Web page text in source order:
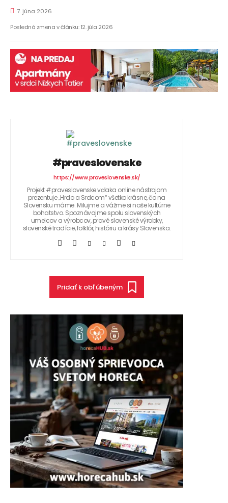
7. júna 2026
Posledná zmena v článku: 12. júla 2026
#praveslovenske
https://www.praveslovenske.sk/
Projekt #praveslovenske vďaka online nástrojom
prezentuje „Hrdo a Srdcom“ všetko krásne, čo na
Slovensku máme. Milujme a vážme si naše kultúrne
bohatstvo. Spoznávajme spolu slovenských
umelcov a výrobcov, pravé slovenské výrobky,
slovenské tradície, folklór, históriu a krásy Slovenska.
Pridať k obľúbeným